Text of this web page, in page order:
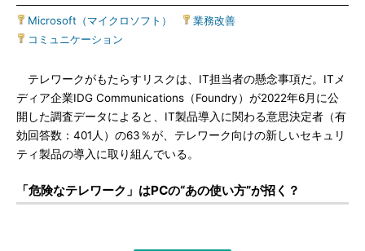
Microsoft（マイクロソフト） 業務改善
コミュニケーション
テレワークがもたらすリスクは、IT担当者の懸念事項だ。ITメ
ディア企業IDG Communications（Foundry）が2022年6月に公
開した調査データによると、IT製品導入に関わる意思決定者（有
効回答数：401人）の63％が、テレワーク向けの新しいセキュリ
ティ製品の導入に取り組んでいる。
「危険なテレワーク」はPCの“あの使い方”が招く？